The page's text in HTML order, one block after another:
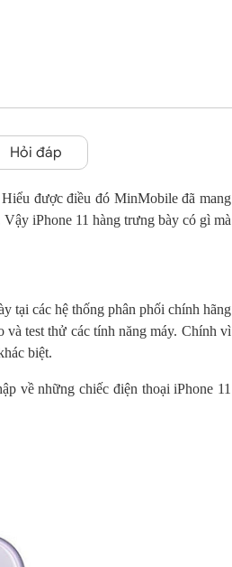
Hỏi đáp
được điều đó MinMobile đã mang
iPhone 11 hàng trưng bày có gì mà
tại các hệ thống phân phối chính hãng
và test thử các tính năng máy. Chính vì
biệt.
về những chiếc điện thoại iPhone 11